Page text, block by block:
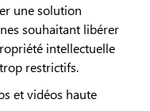
une solution
souhaitant libérer
intellectuelle
restrictifs.
et vidéos haute